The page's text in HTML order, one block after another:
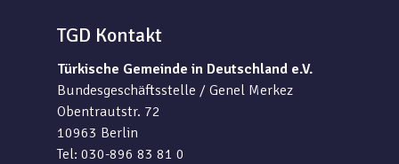
TGD Kontakt
Türkische Gemeinde in Deutschland e.V.
Bundesgeschäftsstelle / Genel Merkez
Obentrautstr. 72
10963 Berlin
Tel: 030-896 83 81 0